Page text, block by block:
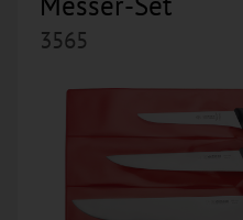
3565